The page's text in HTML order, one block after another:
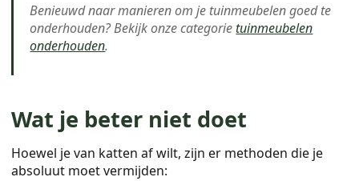
Benieuwd naar manieren om je tuinmeubelen goed te
onderhouden? Bekijk onze categorie tuinmeubelen
onderhouden.
Wat je beter niet doet
Hoewel je van katten af wilt, zijn er methoden die je
absoluut moet vermijden: